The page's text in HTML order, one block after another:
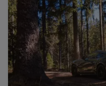
Range Rover